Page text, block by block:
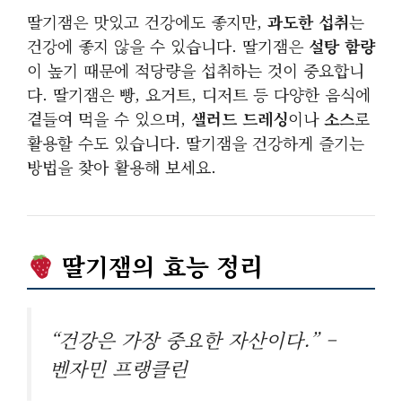
딸기잼은 맛있고 건강에도 좋지만, 과도한 섭취는
건강에 좋지 않을 수 있습니다. 딸기잼은 설탕 함량
이 높기 때문에 적당량을 섭취하는 것이 중요합니
다. 딸기잼은 빵, 요거트, 디저트 등 다양한 음식에
곁들여 먹을 수 있으며, 샐러드 드레싱이나소스로
활용할 수도 있습니다. 딸기잼을 건강하게 즐기는
방법을 찾아 활용해 보세요.
딸기잼의 효능 정리
“건강은 가장 중요한 자산이다.” –
벤자민 프랭클린